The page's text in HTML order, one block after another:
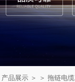
产品展示 ＞ ＞ 拖链电缆